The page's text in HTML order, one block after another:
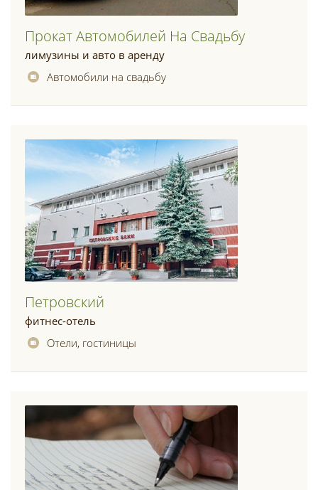
Прокат Автомобилей На Свадьбу
лимузины и авто в аренду
Автомобили на свадьбу
Петровский
фитнес-отель
Отели, гостиницы